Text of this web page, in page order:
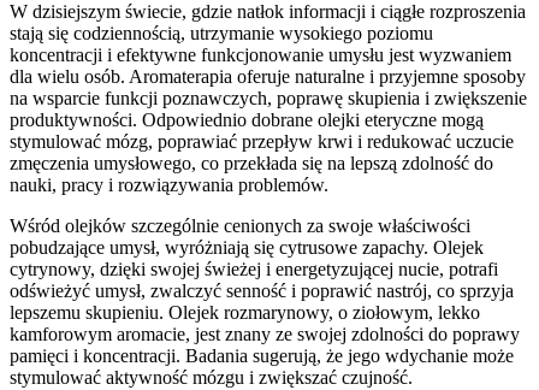
W dzisiejszym świecie, gdzie natłok informacji i ciągłe rozproszenia
stają się codziennością, utrzymanie wysokiego poziomu
koncentracji i efektywne funkcjonowanie umysłu jest wyzwaniem
dla wielu osób. Aromaterapia oferuje naturalne i przyjemne sposoby
na wsparcie funkcji poznawczych, poprawę skupienia i zwiększenie
produktywności. Odpowiednio dobrane olejki eteryczne mogą
stymulować mózg, poprawiać przepływ krwi i redukować uczucie
zmęczenia umysłowego, co przekłada się na lepszą zdolność do
nauki, pracy i rozwiązywania problemów.
Wśród olejków szczególnie cenionych za swoje właściwości
pobudzające umysł, wyróżniają się cytrusowe zapachy. Olejek
cytrynowy, dzięki swojej świeżej i energetyzującej nucie, potrafi
odświeżyć umysł, zwalczyć senność i poprawić nastrój, co sprzyja
lepszemu skupieniu. Olejek rozmarynowy, o ziołowym, lekko
kamforowym aromacie, jest znany ze swojej zdolności do poprawy
pamięci i koncentracji. Badania sugerują, że jego wdychanie może
stymulować aktywność mózgu i zwiększać czujność.